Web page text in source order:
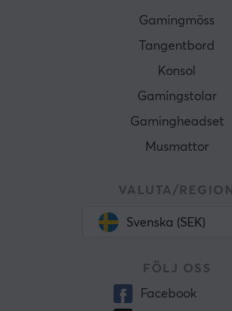
Gamingmöss
Tangentbord
Konsol
Gamingstolar
Gamingheadset
Musmattor
VALUTA/REGION
Svenska (SEK)
FÖLJ OSS
Facebook